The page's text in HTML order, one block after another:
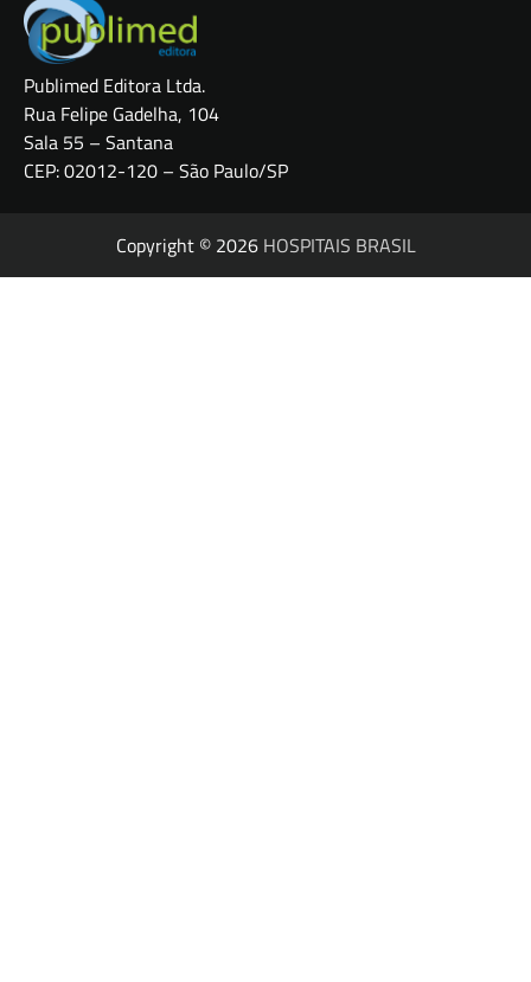
Publimed Editora Ltda.
Rua Felipe Gadelha, 104
Sala 55 – Santana
CEP: 02012-120 – São Paulo/SP
Copyright © 2026 HOSPITAIS BRASIL